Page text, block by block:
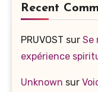
Recent
PRUVOST sur Se
expérience
Unknown sur